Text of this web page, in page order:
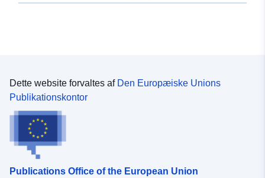
Dette website forvaltes af Den Europæiske Unions
Publikationskontor
Publications Office of the European Union